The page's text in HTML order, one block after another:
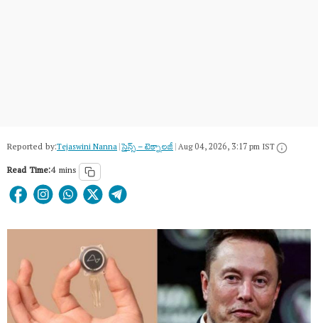
Reported by:Tejaswini Nanna|సైన్స్​ – టెక్నాలజీ|Aug 04, 2026, 3:17 pm IST
Read Time:4 mins